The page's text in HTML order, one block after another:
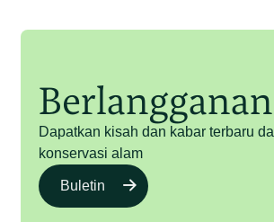
Berlangganan
Dapatkan kisah dan kabar terbaru
konservasi alam
Buletin